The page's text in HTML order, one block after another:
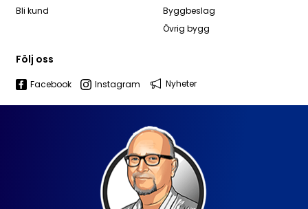
Bli kund
Följ oss
Facebook Instagram Nyheter
Byggbeslag
Övrig bygg